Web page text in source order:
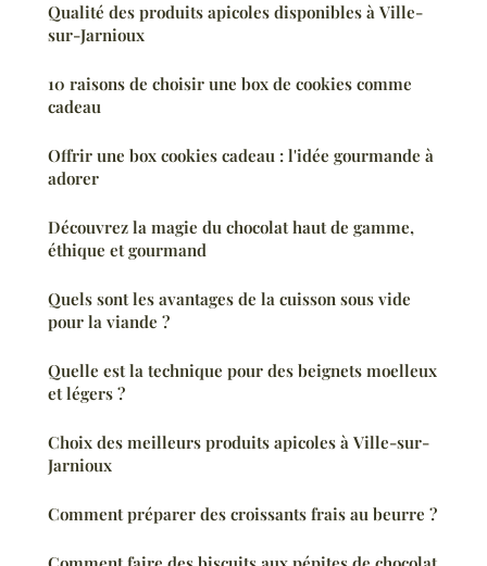
Qualité des produits apicoles disponibles à Ville-
sur-Jarnioux
10 raisons de choisir une box de cookies comme
cadeau
Offrir une box cookies cadeau : l'idée gourmande à
adorer
Découvrez la magie du chocolat haut de gamme,
éthique et gourmand
Quels sont les avantages de la cuisson sous vide
pour la viande ?
Quelle est la technique pour des beignets moelleux
et légers ?
Choix des meilleurs produits apicoles à Ville-sur-
Jarnioux
Comment préparer des croissants frais au beurre ?